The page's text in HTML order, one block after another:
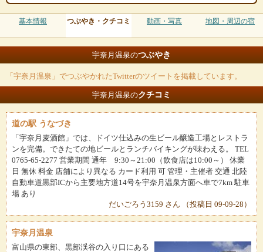
基本情報 つぶやき・クチコミ 動画・写真 地図・周辺の宿
宇奈月温泉のつぶやき
「宇奈月温泉」でつぶやかれたTwitterのツイートを掲載しています。
宇奈月温泉のクチコミ
道の駅 うなづき
「宇奈月麦酒館」では、ドイツ仕込みの生ビール醸造工場とレストラ
ンを完備。できたての地ビールとランチバイキングが味わえる。 TEL
0765-65-2277 営業期間 通年 9:30～21:00（飲食店は10:00～） 休業
日 無休 料金 店舗により異なる カード利用 可 管理・主催者 交通 北陸
自動車道黒部ICから主要地方道14号を宇奈月温泉方面へ車で7km 駐車
場 あり
だいごろう3159 さん （投稿日 09-09-28）
宇奈月温泉
富山県の東部、黒部渓谷の入り口にある